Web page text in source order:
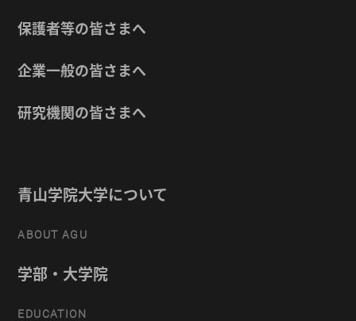
保護者等の皆さまへ
企業一般の皆さまへ
研究機関の皆さまへ
青山学院大学について
ABOUT AGU
学部・大学院
EDUCATION